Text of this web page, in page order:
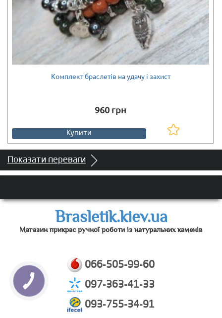
Комплект браслетів на удачу і захист
960 грн
Купити
Показати переваги
Brasletik.kiev.ua
Магазин прикрас ручної роботи із натуральних каменів
066-505-99-60
097-363-41-33
093-755-34-91